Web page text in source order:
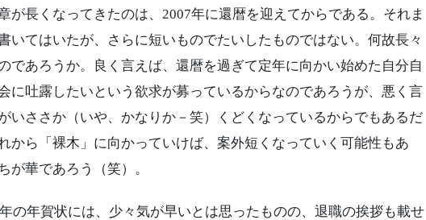
長くなってきたのは、2007年に還暦を迎えてからである。それま
いてはいたが、さらに短いものでたいしたものではない。何故長々
であろうか。良く言えば、還暦を過ぎて定年に向かい始めた自分自
に吐露したいという欲求が募っているからなのであろうが、悪く言
いささか（いや、かなりか－笑）くどくなっているからでもあるだ
から「裸木」に向かっていけば、案外短くなっていく可能性もあ
が華であろう（笑）。
の年賀状には、少々気が早いとは思ったものの、退職の挨拶も載せ